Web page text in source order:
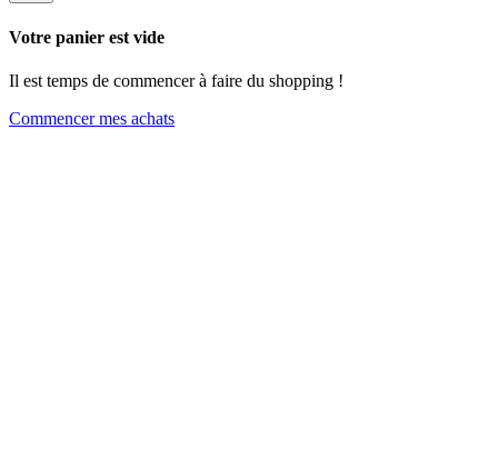
Votre panier est vide
Il est temps de commencer à faire du shopping !
Commencer mes achats